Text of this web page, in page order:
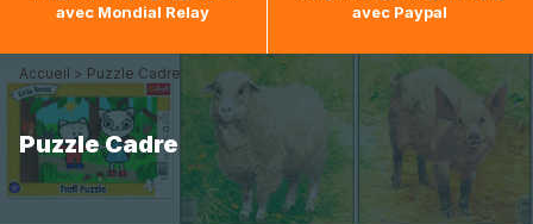
avec Mondial Relay
avec Paypal
Accueil > Puzzle Cadre
Puzzle Cadre